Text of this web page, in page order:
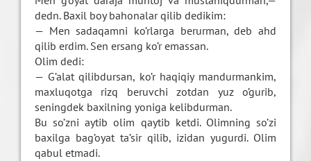
dedn. Baxil boy bahonalar qilib dedikim:
— Men sadaqamni ko’rlarga berurman, deb ahd
qilib erdim. Sen ersang ko’r emassan.
Olim dedi:
— G’alat qilibdursan, ko’r haqiqiy mandurmankim,
maxluqotga rizq beruvchi zotdan yuz o’gurib,
seningdek baxilning yoniga kelibdurman.
Bu so’zni aytib olim qaytib ketdi. Olimning so’zi
baxilga bag’oyat ta’sir qilib, izidan yugurdi. Olim
qabul etmadi.